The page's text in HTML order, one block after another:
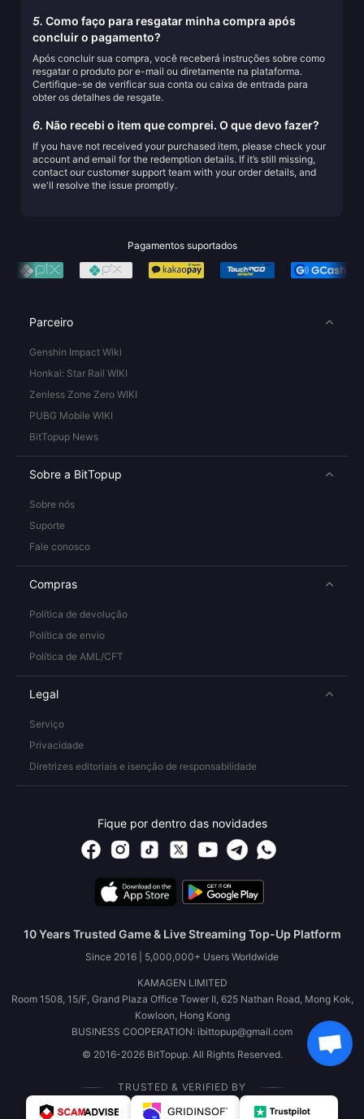
5. Como faço para resgatar minha compra após
concluir o pagamento?
Após concluir sua compra, você receberá instruções sobre como
resgatar o produto por e-mail ou diretamente na plataforma.
Certifique-se de verificar sua conta ou caixa de entrada para
obter os detalhes de resgate.
6. Não recebi o item que comprei. O que devo fazer?
If you have not received your purchased item, please check your
account and email for the redemption details. If it’s still missing,
contact our customer support team with your order details, and
we'll resolve the issue promptly.
Pagamentos suportados
Parceiro
Genshin Impact Wiki
Honkai: Star Rail WIKI
Zenless Zone Zero WIKI
PUBG Mobile WIKI
BitTopup News
Sobre a BitTopup
Sobre nós
Suporte
Fale conosco
Compras
Política de devolução
Política de envio
Política de AML/CFT
Legal
Serviço
Privacidade
Diretrizes editoriais e isenção de responsabilidade
Fique por dentro das novidades
10 Years Trusted Game & Live Streaming Top-Up Platform
Since 2016 | 5,000,000+ Users Worldwide
KAMAGEN LIMITED
Room 1508, 15/F, Grand Plaza Office Tower II, 625 Nathan Road, Mong Kok,
Kowloon, Hong Kong
BUSINESS COOPERATION: ibittopup@gmail.com
© 2016-2026 BitTopup. All Rights Reserved.
TRUSTED & VERIFIED BY